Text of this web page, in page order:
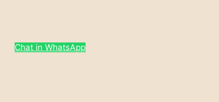
Chat in WhatsApp